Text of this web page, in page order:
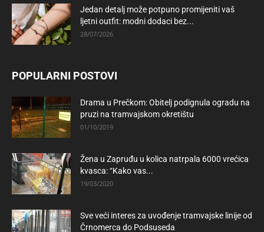
Jedan detalj može potpuno promijeniti vaš
ljetni outfit: modni dodaci bez...
28/07/2026
POPULARNI POSTOVI
Drama u Prečkom: Obitelj podignula ogradu na
pruzi na tramvajskom okretištu
01/10/2019
Žena u Zapruđu u kolica natrpala 6000 vrećica
kvasca: “Kako vas...
19/03/2020
Sve veći interes za uvođenje tramvajske linije od
Črnomerca do Podsuseda